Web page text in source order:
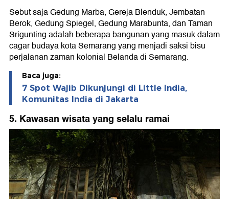
Sebut saja Gedung Marba, Gereja Blenduk, Jembatan
Berok, Gedung Spiegel, Gedung Marabunta, dan Taman
Srigunting adalah beberapa bangunan yang masuk dalam
cagar budaya kota Semarang yang menjadi saksi bisu
perjalanan zaman kolonial Belanda di Semarang.
Baca juga:
7 Spot Wajib Dikunjungi di Little India,
Komunitas India di Jakarta
5. Kawasan wisata yang selalu ramai